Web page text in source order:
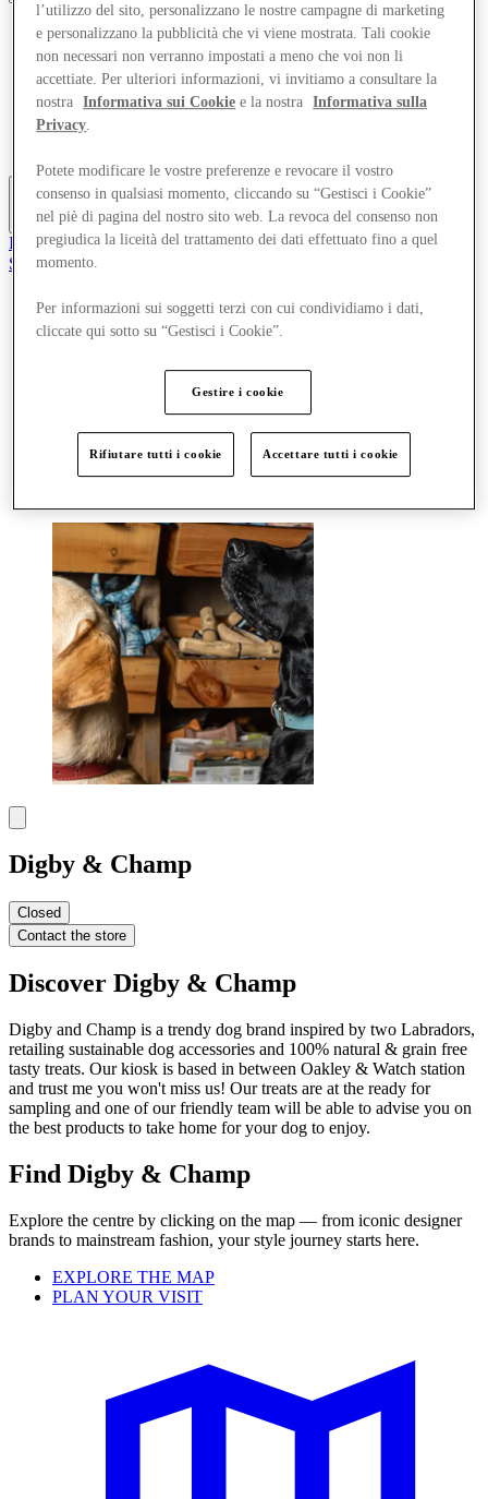
Negozi
Offerte
Pianifica la tua visita
Cosa c'è in programma
Mangia e Bevi
Gift Card
More
Il Club
Salvata
Negozi
Offerte
Cosa c'è in programma
Servizi
Digby & Champ
Closed
Contact the store
Discover Digby & Champ
Digby and Champ is a trendy dog brand inspired by two Labradors,
retailing sustainable dog accessories and 100% natural & grain free
tasty treats. Our kiosk is based in between Oakley & Watch station
and trust me you won't miss us! Our treats are at the ready for
sampling and one of our friendly team will be able to advise you on
the best products to take home for your dog to enjoy.
Find Digby & Champ
Explore the centre by clicking on the map — from iconic designer
brands to mainstream fashion, your style journey starts here.
EXPLORE THE MAP
PLAN YOUR VISIT
l’utilizzo del sito, personalizzano le nostre campagne di marketing
e personalizzano la pubblicità che vi viene mostrata. Tali cookie
non necessari non verranno impostati a meno che voi non li
accettiate. Per ulteriori informazioni, vi invitiamo a consultare la
nostra
Informativa sui Cookie e la nostra
Informativa sulla
Privacy
Potete modificare le vostre preferenze e revocare il vostro
consenso in qualsiasi momento, cliccando su “Gestisci i Cookie”
nel piè di pagina del nostro sito web. La revoca del consenso non
pregiudica la liceità del trattamento dei dati effettuato fino a quel
momento.
Per informazioni sui soggetti terzi con cui condividiamo i dati,
cliccate qui sotto su “Gestisci i Cookie”.
Gestire i cookie
Rifiutare tutti i cookie Accettare tutti i cookie